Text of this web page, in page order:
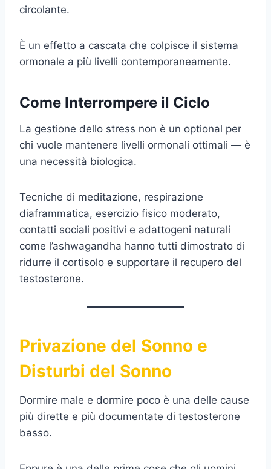
circolante.
È un effetto a cascata che colpisce il sistema
ormonale a più livelli contemporaneamente.
Come Interrompere il Ciclo
La gestione dello stress non è un optional per
chi vuole mantenere livelli ormonali ottimali — è
una necessità biologica.
Tecniche di meditazione, respirazione
diaframmatica, esercizio fisico moderato,
contatti sociali positivi e adattogeni naturali
come l’ashwagandha hanno tutti dimostrato di
ridurre il cortisolo e supportare il recupero del
testosterone.
Privazione del Sonno e
Disturbi del Sonno
Dormire male e dormire poco è una delle cause
più dirette e più documentate di testosterone
basso.